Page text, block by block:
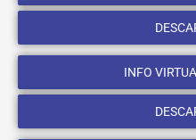
INFO